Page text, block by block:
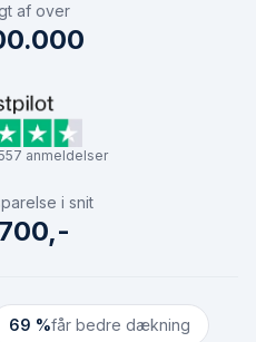
af over
anmeldelser
i snit
69 %får bedre dækning